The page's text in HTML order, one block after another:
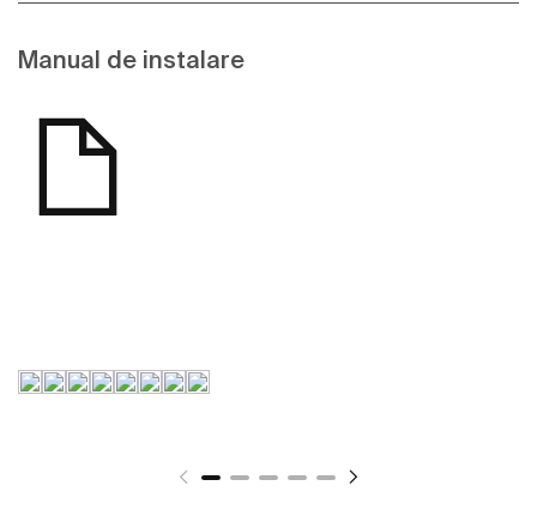
Manual de instalare